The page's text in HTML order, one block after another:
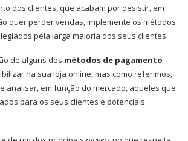
dos clientes, que acabam por desistir, em
quer perder vendas, implemente os métodos
pela larga maioria dos seus clientes.
de alguns dos métodos de pagamento
na sua loja online, mas como referimos,
analisar, em função do mercado, aqueles que
para os seus clientes e potenciais